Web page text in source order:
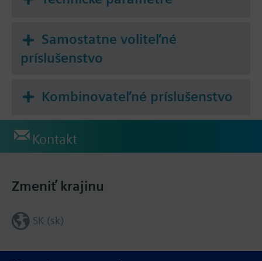
Samostatne voliteľné
príslušenstvo
Kombinovateľné príslušenstvo
Kontakt
Zmeniť krajinu
SK (sk)